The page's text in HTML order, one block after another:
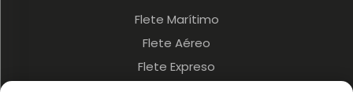
Flete Marítimo
Flete Aéreo
Flete Expreso